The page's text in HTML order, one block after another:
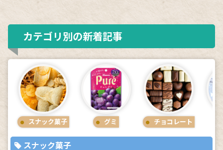
カテゴリ別の新着記事
スナック菓子 グミ チョコレート
スナック菓子